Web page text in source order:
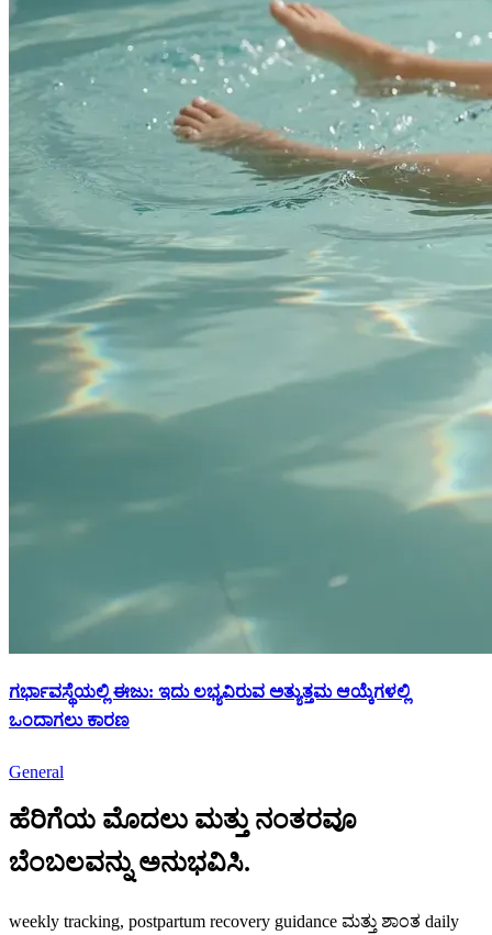
ಗರ್ಭಾವಸ್ಥೆಯಲ್ಲಿ ಈಜು: ಇದು ಲಭ್ಯವಿರುವ ಅತ್ಯುತ್ತಮ ಆಯ್ಕೆಗಳಲ್ಲಿ
ಒಂದಾಗಲು ಕಾರಣ
General
ಹೆರಿಗೆಯ ಮೊದಲು ಮತ್ತು ನಂತರವೂ
ಬೆಂಬಲವನ್ನು ಅನುಭವಿಸಿ.
weekly tracking, postpartum recovery guidance ಮತ್ತು ಶಾಂತ daily